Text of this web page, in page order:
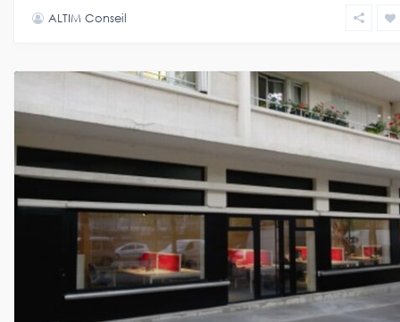
ALTIM Conseil